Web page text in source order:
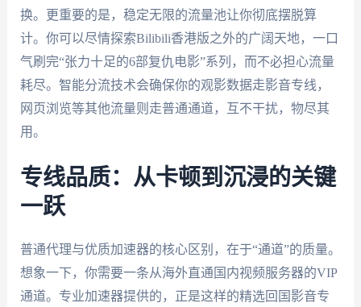
换。更重要的是，稳定无限的流量池让你彻底摆脱算
计。你可以尽情探索Bilibili香港版之外的广阔天地，一口
气刷完“张力十足的6部复仇电影”系列，而不必担心流量
耗尽。智能分流技术会确保你的观影数据走影音专线，
网页浏览等其他流量则走普通通道，互不干扰，物尽其
用。
专线品质：从卡顿到沉浸的关键
一跃
普通代理与优质加速器的核心区别，在于“通道”的质量。
想象一下，你需要一条从海外直通国内视频服务器的VIP
通道。专业加速器提供的，正是这样的精选回国影音专